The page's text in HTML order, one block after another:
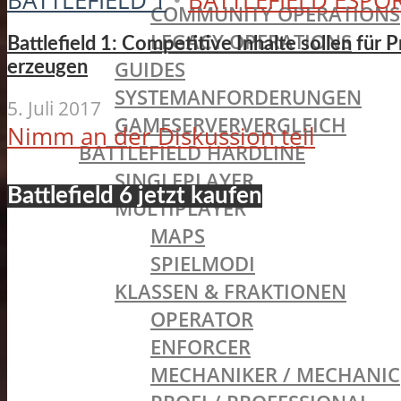
COMMUNITY OPERATIONS
LEGACY OPERATIONS
GUIDES
SYSTEMANFORDERUNGEN
GAMESERVERVERGLEICH
BATTLEFIELD HARDLINE
SINGLEPLAYER
MULTIPLAYER
MAPS
SPIELMODI
KLASSEN & FRAKTIONEN
OPERATOR
ENFORCER
MECHANIKER / MECHANIC
Battlefield 1: Competitive Inhalte sollen für
erzeugen
5. Juli 2017
Nimm an der Diskussion teil
Battlefield 6 jetzt kaufen